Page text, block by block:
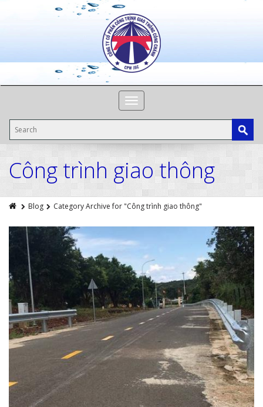
Toggle
navigation
Công trình giao thông
Blog Category Archive for "Công trình giao thông"